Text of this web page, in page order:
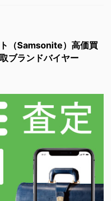
（Samsonite）高価買
ブランドバイヤー